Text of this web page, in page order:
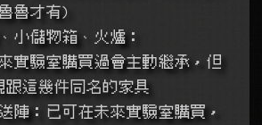
魯才有)
、小儲物箱、火爐：
跟這幾件同名的家具